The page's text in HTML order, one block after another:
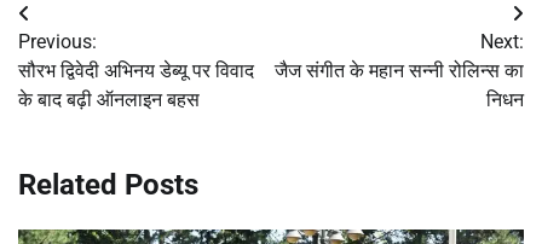
Post
navigation
Previous:
सौरभ द्विवेदी अभिनय डेब्यू पर विवाद
के बाद बढ़ी ऑनलाइन बहस
Next:
जैज संगीत के महान सन्नी रोलिन्स का
निधन
Related Posts